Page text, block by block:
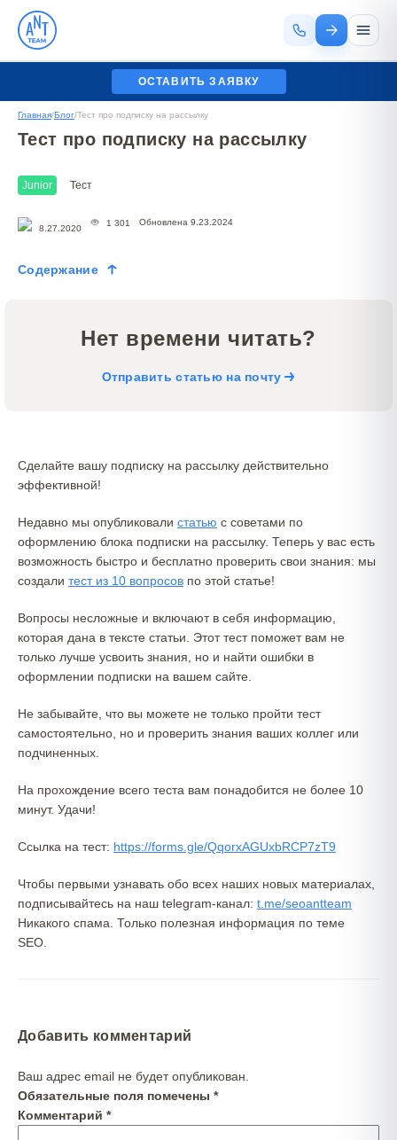
ОСТАВИТЬ ЗАЯВКУ
Главная/Блог/Тест про подписку на рассылку
Тест про подписку на рассылку
Junior Тест
8.27.2020
1 301 Обновлена 9.23.2024
Содержание
Нет времени читать?
Отправить статью на почту
Сделайте вашу подписку на рассылку действительно
эффективной!
Недавно мы опубликовали статью с советами по
оформлению блока подписки на рассылку. Теперь у вас есть
возможность быстро и бесплатно проверить свои знания: мы
создали тест из 10 вопросов по этой статье!
Вопросы несложные и включают в себя информацию,
которая дана в тексте статьи. Этот тест поможет вам не
только лучше усвоить знания, но и найти ошибки в
оформлении подписки на вашем сайте.
Не забывайте, что вы можете не только пройти тест
самостоятельно, но и проверить знания ваших коллег или
подчиненных.
На прохождение всего теста вам понадобится не более 10
минут. Удачи!
Ссылка на тест: https://forms.gle/QqorxAGUxbRCP7zT9
Чтобы первыми узнавать обо всех наших новых материалах,
подписывайтесь на наш telegram-канал: t.me/seoantteam
Никакого спама. Только полезная информация по теме
SEO.
Добавить комментарий
Ваш адрес email не будет опубликован.
Обязательные поля помечены *
Комментарий *